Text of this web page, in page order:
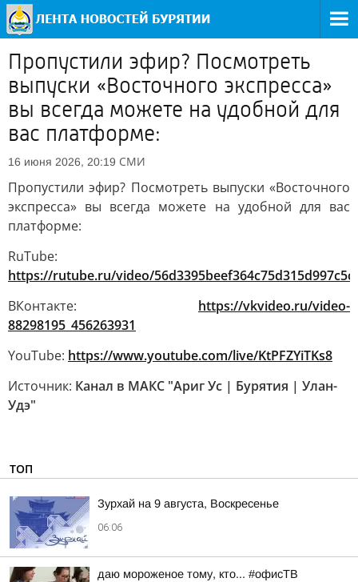
Пропустили эфир? Посмотреть
выпуски «Восточного экспресса»
вы всегда можете на удобной для
вас платформе:
16 июня 2026, 20:19 СМИ
Пропустили эфир? Посмотреть выпуски «Восточного
экспресса» вы всегда можете на удобной для вас
платформе:
RuTube:
https://rutube.ru/video/
ВКонтакте: https://vkvideo.ru/video-
88298195_456263931
YouTube: https://www.youtube.com/live/KtPFZYiTKs8
Источник: Канал в МАКС "Ариг Ус | Бурятия | Улан-
Удэ"
ТОП
Зурхай на 9 августа, Воскресенье
06:06
даю мороженое тому, кто... #офисТВ